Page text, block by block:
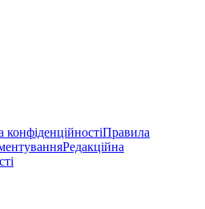
конфіденційностіПравила
Редакційна